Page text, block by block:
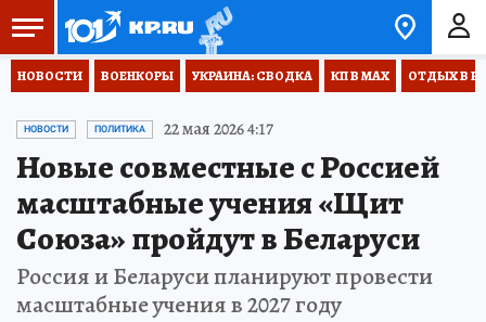
НОВОСТИ ВОЕНКОРЫ УКРАИНА: СВОДКА КП В МАХ ОТДЫХ В
НОВОСТИ ПОЛИТИКА 22 мая 2026 4:17
Новые совместные с Россией
масштабные учения «Щит
Союза» пройдут в Беларуси
Россия и Беларуси планируют провести
масштабные учения в 2027 году